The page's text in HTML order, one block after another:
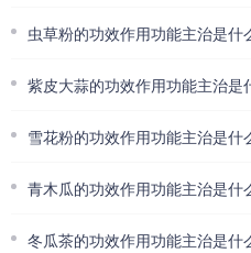
虫草粉的功效作用功能主治是什
紫皮大蒜的功效作用功能主治是
雪花粉的功效作用功能主治是什
青木瓜的功效作用功能主治是什
冬瓜茶的功效作用功能主治是什